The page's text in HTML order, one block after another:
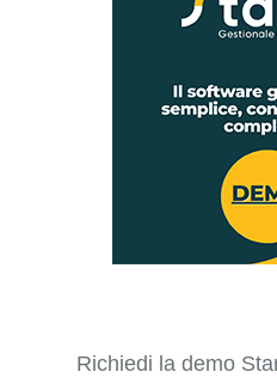
Richiedi la demo